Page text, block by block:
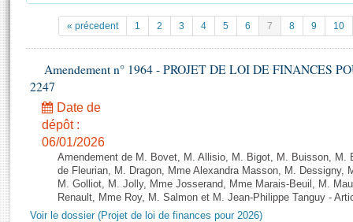
Projets de loi
Propositions de loi
Amendements
Textes adoptés
Rapports d'information
Rapports d'enquête
Rapports législatifs
Documents de référence
( Constitution | Règlement de l'Assemblée ... )
Juniors
Anciennes législatures
Liens vers les sites publics
La Bibliothèque
Contacts et plan d'accès
Photos libres de droit
« précedent 1 2 3 4 5 6 7 8 9 10
Amendement n° 1964 - PROJET DE LOI DE FINANCES
2247
Date de
dépôt :
06/01/2026
Amendement de M. Bovet, M. Allisio, M. Bigot, M. Buisson, M.
de Fleurian, M. Dragon, Mme Alexandra Masson, M. Dessigny,
M. Golliot, M. Jolly, Mme Josserand, Mme Marais-Beuil, M.
Renault, Mme Roy, M. Salmon et M. Jean-Philippe Tanguy -
Voir le dossier (Projet de loi de finances pour 2026)